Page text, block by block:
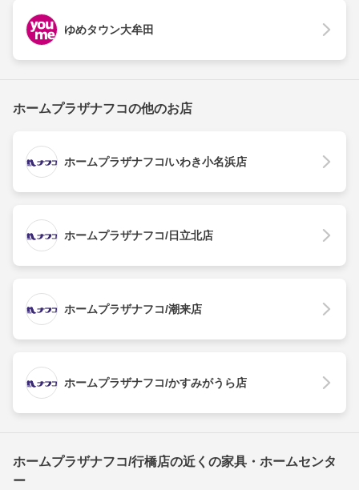
ゆめタウン大牟田
ホームプラザナフコの他のお店
ホームプラザナフコ/いわき小名浜店
ホームプラザナフコ/日立北店
ホームプラザナフコ/潮来店
ホームプラザナフコ/かすみがうら店
ホームプラザナフコ/行橋店の近くの家具・ホームセンタ
ー